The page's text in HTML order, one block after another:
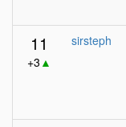
11
+3 ▲
sirsteph